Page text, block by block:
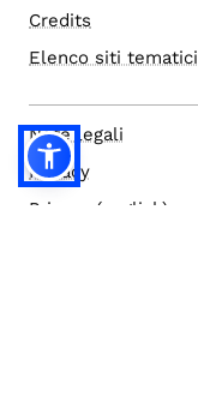
Credits
Elenco siti tematici
Note legali
Privacy
Privacy (english)